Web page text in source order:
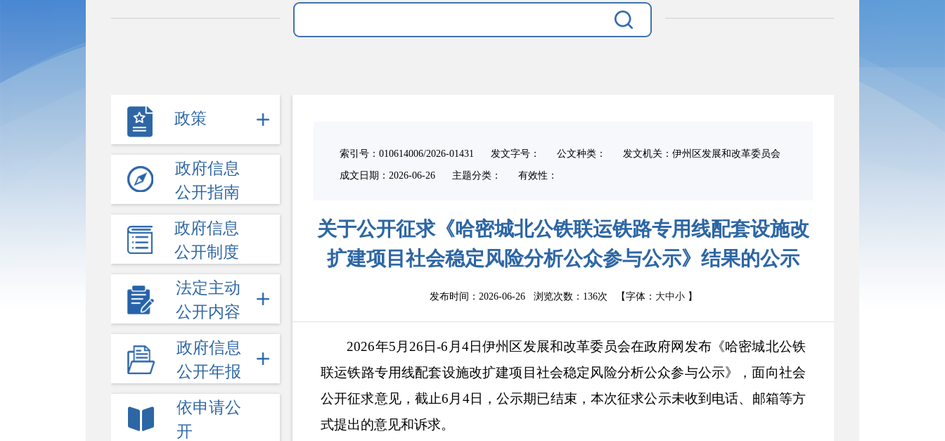
政策
政府信息
公开指南
政府信息
公开制度
法定主动
公开内容
政府信息
公开年报
依申请公
开
索引号：010614006/2026-01431 发文字号： 公文种类： 发文机关：伊州区发展和改革委员会
成文日期： 2026-06-26 主题分类： 有效性：
关于公开征求《哈密城北公铁联运铁路专用线配套设施改
扩建项目社会稳定风险分析公众参与公示》结果的公示
发布时间：2026-06-26 浏览次数： 136次 【字体： 大中小】
2026年5 月 26 日-6 月 4日伊州区发展和改革委员会在政府网发布《哈密城北公铁
联运铁路专用线配套设施改扩建项目社会稳定风险分析公众参与公示》，面向社会
公开征求意见，截止6 月 4日，公示期已结束，本次征求公示未收到电话、邮箱等方
式提出的意见和诉求。